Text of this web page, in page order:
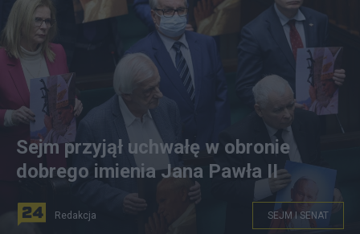
Sejm przyjął uchwałę w obronie
dobrego imienia Jana Pawła II
Redakcja SEJM I SENAT